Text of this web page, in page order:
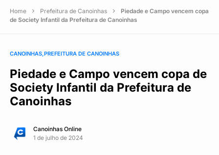
Home Prefeitura de Canoinhas
Piedade e Campo vencem copa
de Society Infantil da Prefeitura de Canoinhas
CANOINHAS PREFEITURA DE CANOINHAS
Piedade e Campo vencem copa de
Society Infantil da Prefeitura de
Canoinhas
Canoinhas Online
1 de julho de 2024